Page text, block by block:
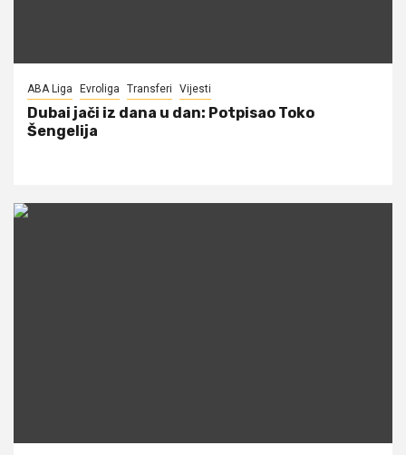
ABA Liga Evroliga Transferi Vijesti
Dubai jači iz dana u dan: Potpisao Toko
Šengelija